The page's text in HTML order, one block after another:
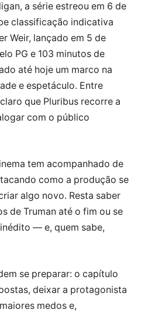
a série estreou em 6 de
classificação indicativa
Weir, lançado em 5 de
PG e 103 minutos de
até hoje um marco na
e espetáculo. Entre
que Pluribus recorre a
com o público
tem acompanhado de
como a produção se
algo novo. Resta saber
de Truman até o fim ou se
— e, quem sabe,
se preparar: o capítulo
deixar a protagonista
medos e,